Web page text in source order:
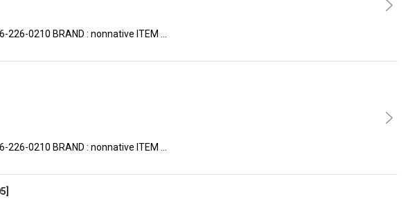
0210 BRAND : nonnative ITEM …
0210 BRAND : nonnative ITEM …